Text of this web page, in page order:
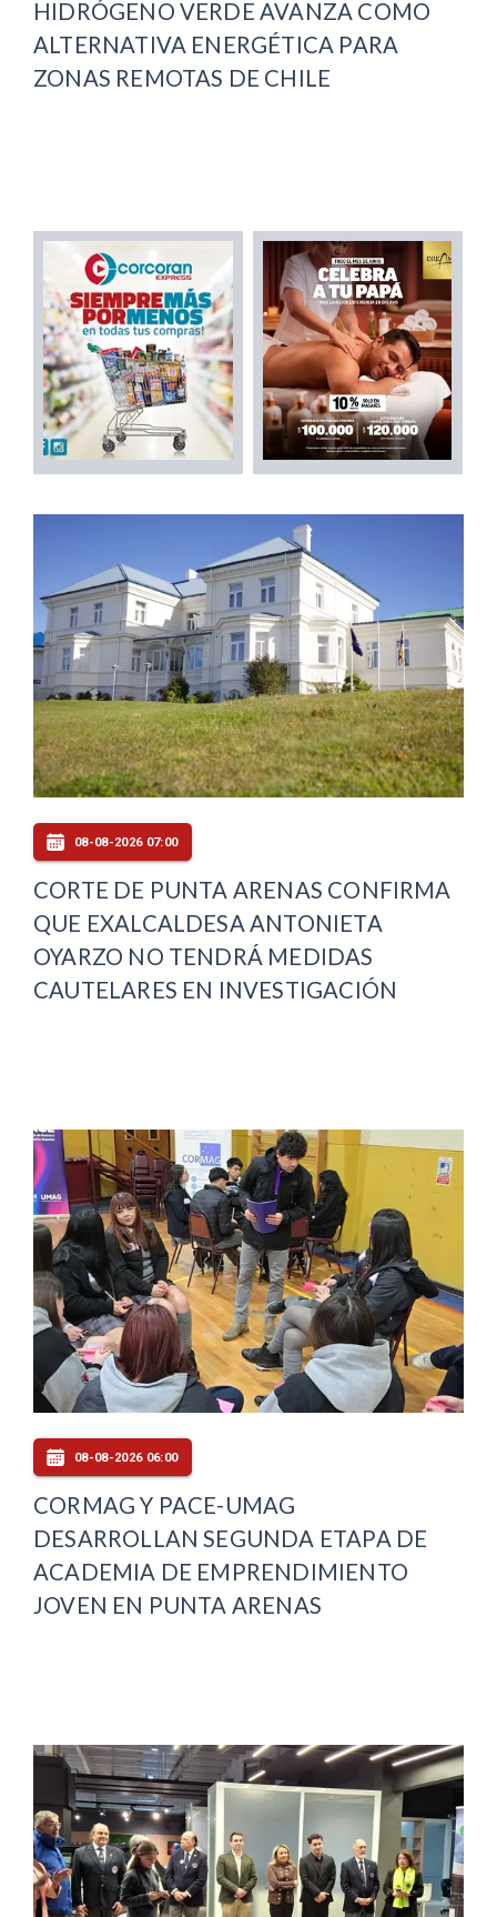
HIDRÓGENO VERDE AVANZA COMO
ALTERNATIVA ENERGÉTICA PARA
ZONAS REMOTAS DE CHILE
08-08-2026 07:00
CORTE DE PUNTA ARENAS CONFIRMA
QUE EXALCALDESA ANTONIETA
OYARZO NO TENDRÁ MEDIDAS
CAUTELARES EN INVESTIGACIÓN
08-08-2026 06:00
CORMAG Y PACE-UMAG
DESARROLLAN SEGUNDA ETAPA DE
ACADEMIA DE EMPRENDIMIENTO
JOVEN EN PUNTA ARENAS